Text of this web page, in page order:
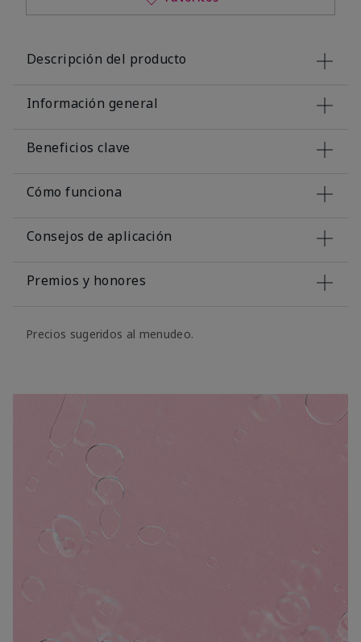
Descripción del producto
Información general
Beneficios clave
Cómo funciona
Consejos de aplicación
Premios y honores
Precios sugeridos al menudeo.